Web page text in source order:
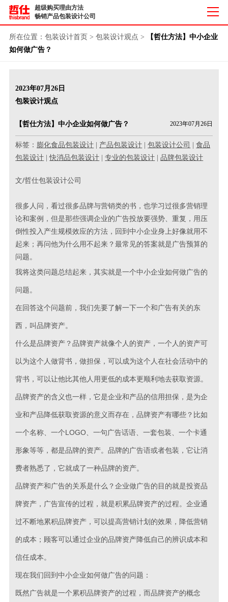
超级购买理由方法
畅销产品包装设计公司
所在位置： 包装设计首页 > 包装设计观点 >
【哲仕方法】中小企业
如何做广告？
2023年07月26日
包装设计观点
【哲仕方法】中小企业如何做广告？ 2023年07月26日
标签： 膨化食品包装设计 产品包装设计 |包装设计公司 |食品
包装设计 |快消品包装设计 |专业的包装设计 |品牌包装设计
文/哲仕包装设计公司
很多人问，看过很多品牌与营销类的书，也学习过很多营销理
论和案例，但是那些强调企业的广告投放要强势、重复，用压
倒性投入产生规模效应的方法，回到中小企业身上好像就用不
起来；再问他为什么用不起来？最常见的答案就是广告预算的
问题。
我将这类问题总结起来，其实就是一个中小企业如何做广告的
问题。
在回答这个问题前，我们先要了解一下一个和广告有关的东
西，叫品牌资产。
什么是品牌资产？品牌资产就像个人的资产，一个人的资产可
以为这个人做背书，做担保，可以成为这个人在社会活动中的
背书，可以让他比其他人用更低的成本更顺利地去获取资源。
品牌资产的含义也一样，它是企业和产品的信用担保，是为企
业和产品降低获取资源的意义而存在，品牌资产有哪些？比如
一个名称、一个LOGO、一句广告话语、一套包装、一个卡通
形象等等，都是品牌的资产。品牌的广告语或者包装，它让消
费者熟悉了，它就成了一种品牌的资产。
品牌资产和广告的关系是什么？企业做广告的目的就是投资品
牌资产，广告宣传的过程，就是积累品牌资产的过程。企业通
过不断地累积品牌资产，可以提高营销计划的效果，降低营销
的成本；顾客可以通过企业的品牌资产降低自己的辨识成本和
信任成本。
现在我们回到中小企业如何做广告的问题：
既然广告就是一个累积品牌资产的过程，而品牌资产的概念